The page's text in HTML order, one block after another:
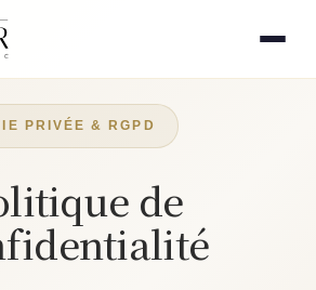
PRIVÉE & RGPD
de